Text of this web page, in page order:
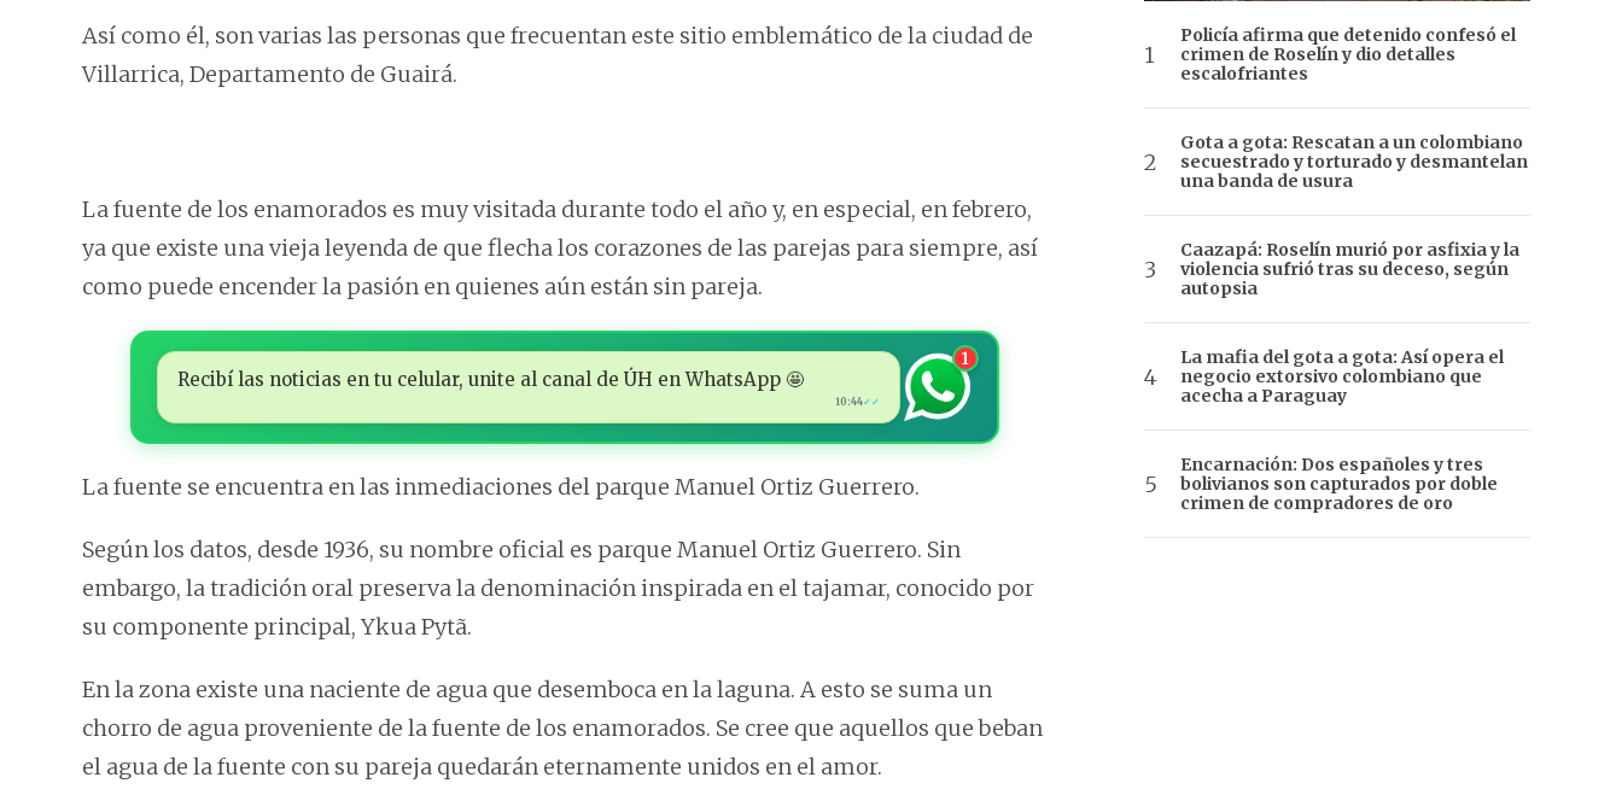
Así como él, son varias las personas que frecuentan este sitio emblemático de la ciudad de
Villarrica, Departamento de Guairá.
La fuente de los enamorados es muy visitada durante todo el año y, en especial, en febrero,
ya que existe una vieja leyenda de que flecha los corazones de las parejas para siempre, así
como puede encender la pasión en quienes aún están sin pareja.
Recibí las noticias en tu celular, unite al canal de ÚH en WhatsApp 🤩
10:44✓✓
1
La fuente se encuentra en las inmediaciones del parque Manuel Ortiz Guerrero.
Según los datos, desde 1936, su nombre oficial es parque Manuel Ortiz Guerrero. Sin
embargo, la tradición oral preserva la denominación inspirada en el tajamar, conocido por
su componente principal, Ykua Pytã.
En la zona existe una naciente de agua que desemboca en la laguna. A esto se suma un
chorro de agua proveniente de la fuente de los enamorados. Se cree que aquellos que beban
el agua de la fuente con su pareja quedarán eternamente unidos en el amor.
Policía afirma que detenido confesó el
crimen de Roselín y dio detalles
escalofriantes
Gota a gota: Rescatan a un colombiano
secuestrado y torturado y desmantelan
una banda de usura
Caazapá: Roselín murió por asfixia y la
violencia sufrió tras su deceso, según
autopsia
La mafia del gota a gota: Así opera el
negocio extorsivo colombiano que
acecha a Paraguay
Encarnación: Dos españoles y tres
bolivianos son capturados por doble
crimen de compradores de oro